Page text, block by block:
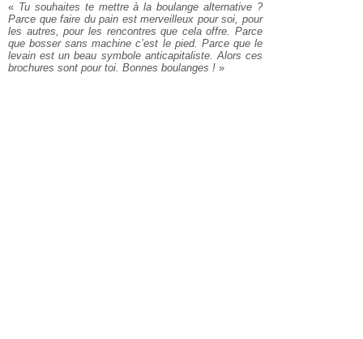
« Tu souhaites te mettre à la boulange alternative ?
Parce que faire dupain est merveilleux pour soi, pour
les autres, pour les rencontres que cela offre. Parce
que bosser sans machine c’est le pied. Parce que le
levain est un beau symbole anticapitaliste. Alors ces
brochures sont pour toi. Bonnes boulanges ! »